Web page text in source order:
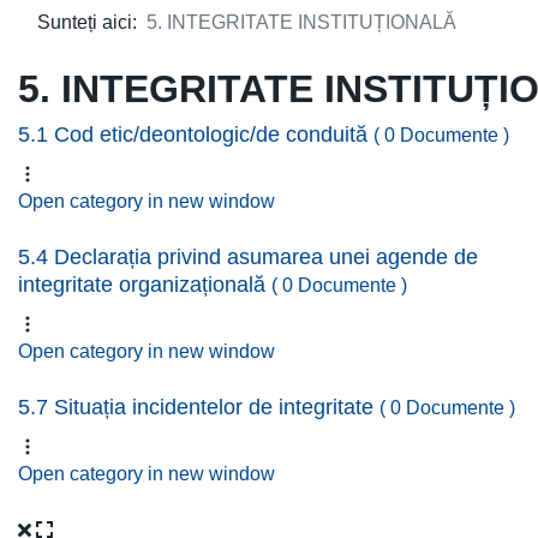
Sunteți aici: 5. INTEGRITATE INSTITUȚIONALĂ
5. INTEGRITATE
5.1 Cod etic/deontologic/de conduită ( 0 Documente )
Open category in new window
5.4 Declarația privind asumarea unei agende de
integritate organizațională ( 0 Documente )
Open category in new window
5.7 Situația incidentelor de integritate ( 0 Documente )
Open category in new window